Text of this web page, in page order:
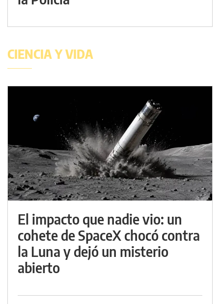
CIENCIA Y VIDA
El impacto que nadie vio: un
cohete de SpaceX chocó contra
la Luna y dejó un misterio
abierto